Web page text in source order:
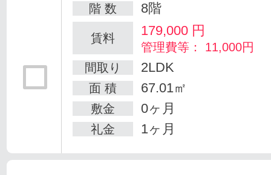
階 数 8階
賃料 179,000 円
管理費等： 11,000円
間取り
2LDK
面 積 67.01㎡
敷金 0ヶ月
礼金 1ヶ月